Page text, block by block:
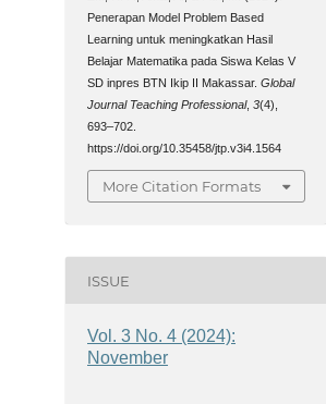
Penerapan Model Problem Based
Learning untuk meningkatkan Hasil
Belajar Matematika pada Siswa Kelas V
SD inpres BTN Ikip II Makassar.Global
Journal Teaching Professional,3(4),
693–702.
https://doi.org/10.35458/jtp.v3i4.1564
More Citation Formats
ISSUE
Vol. 3 No. 4 (2024):
November